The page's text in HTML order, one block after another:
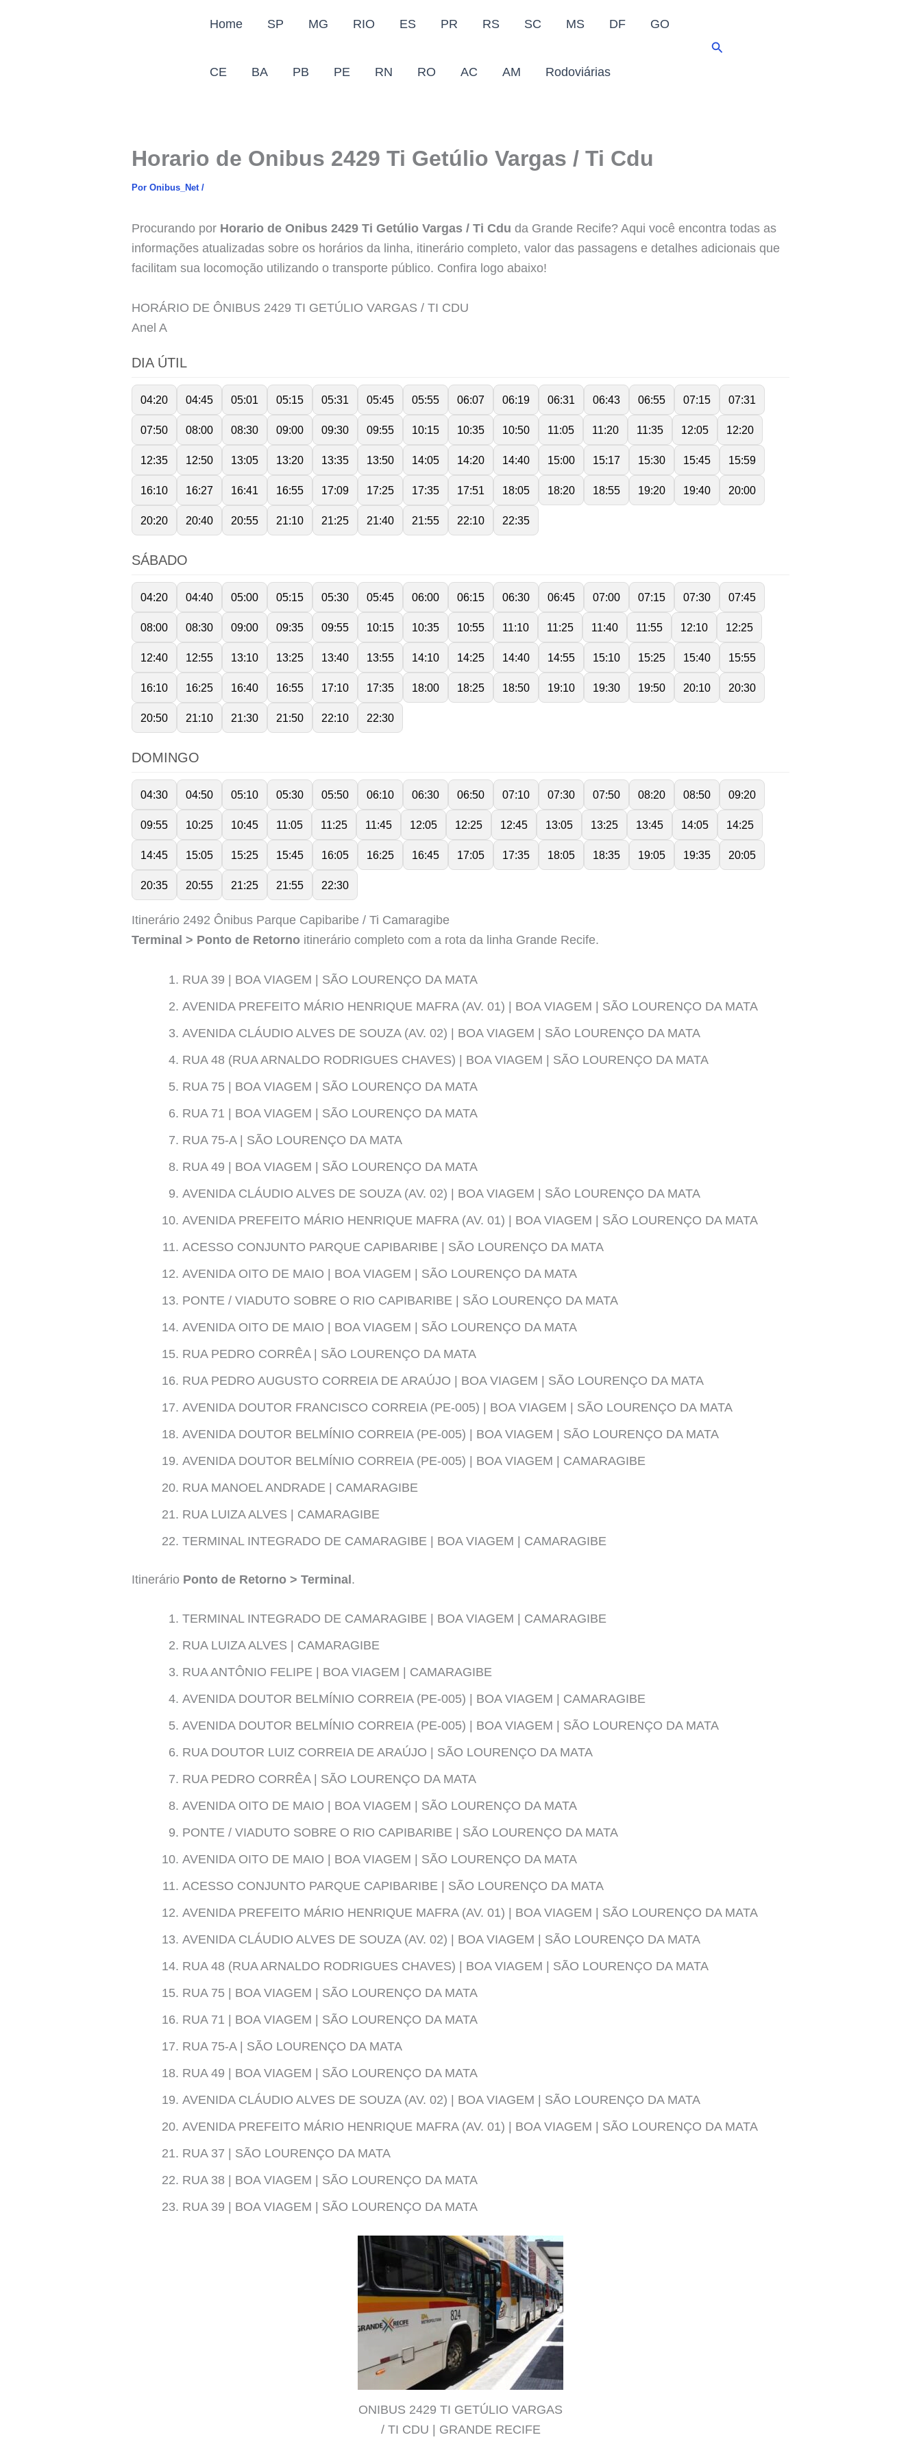
Home SP MG RIO ES PR RS SC MS DF GO
CE BA PB PE RN RO AC AM Rodoviárias
Pesquisar
Horario de Onibus 2429 Ti Getúlio Vargas / Ti Cdu
Por Onibus_Net /
Procurando por Horario de Onibus 2429 Ti Getúlio Vargas / Ti Cdu da Grande Recife? Aqui você encontra todas as
informações atualizadas sobre os horários da linha, itinerário completo, valor das passagens e detalhes adicionais que
facilitam sua locomoção utilizando o transporte público. Confira logo abaixo!
HORÁRIO DE ÔNIBUS 2429 TI GETÚLIO VARGAS / TI CDU
Anel A
DIA ÚTIL
04:20 04:45 05:01 05:15 05:31 05:45 05:55 06:07 06:19 06:31 06:43 06:55 07:15 07:31
07:50 08:00 08:30 09:00 09:30 09:55 10:15 10:35 10:50 11:05 11:20 11:35 12:05 12:20
12:35 12:50 13:05 13:20 13:35 13:50 14:05 14:20 14:40 15:00 15:17 15:30 15:45 15:59
16:10 16:27 16:41 16:55 17:09 17:25 17:35 17:51 18:05 18:20 18:55 19:20 19:40 20:00
20:20 20:40 20:55 21:10 21:25 21:40 21:55 22:10 22:35
SÁBADO
04:20 04:40 05:00 05:15 05:30 05:45 06:00 06:15 06:30 06:45 07:00 07:15 07:30 07:45
08:00 08:30 09:00 09:35 09:55 10:15 10:35 10:55 11:10 11:25 11:40 11:55 12:10 12:25
12:40 12:55 13:10 13:25 13:40 13:55 14:10 14:25 14:40 14:55 15:10 15:25 15:40 15:55
16:10 16:25 16:40 16:55 17:10 17:35 18:00 18:25 18:50 19:10 19:30 19:50 20:10 20:30
20:50 21:10 21:30 21:50 22:10 22:30
DOMINGO
04:30 04:50 05:10 05:30 05:50 06:10 06:30 06:50 07:10 07:30 07:50 08:20 08:50 09:20
09:55 10:25 10:45 11:05 11:25 11:45 12:05 12:25 12:45 13:05 13:25 13:45 14:05 14:25
14:45 15:05 15:25 15:45 16:05 16:25 16:45 17:05 17:35 18:05 18:35 19:05 19:35 20:05
20:35 20:55 21:25 21:55 22:30
Itinerário 2492 Ônibus Parque Capibaribe / Ti Camaragibe
Terminal > Ponto de Retorno itinerário completo com a rota da linha Grande Recife.
RUA 39 | BOA VIAGEM | SÃO LOURENÇO DA MATA
AVENIDA PREFEITO MÁRIO HENRIQUE MAFRA (AV. 01) | BOA VIAGEM | SÃO LOURENÇO DA MATA
AVENIDA CLÁUDIO ALVES DE SOUZA (AV. 02) | BOA VIAGEM | SÃO LOURENÇO DA MATA
RUA 48 (RUA ARNALDO RODRIGUES CHAVES) | BOA VIAGEM | SÃO LOURENÇO DA MATA
RUA 75 | BOA VIAGEM | SÃO LOURENÇO DA MATA
RUA 71 | BOA VIAGEM | SÃO LOURENÇO DA MATA
RUA 75-A | SÃO LOURENÇO DA MATA
RUA 49 | BOA VIAGEM | SÃO LOURENÇO DA MATA
AVENIDA CLÁUDIO ALVES DE SOUZA (AV. 02) | BOA VIAGEM | SÃO LOURENÇO DA MATA
AVENIDA PREFEITO MÁRIO HENRIQUE MAFRA (AV. 01) | BOA VIAGEM | SÃO LOURENÇO DA MATA
ACESSO CONJUNTO PARQUE CAPIBARIBE | SÃO LOURENÇO DA MATA
AVENIDA OITO DE MAIO | BOA VIAGEM | SÃO LOURENÇO DA MATA
PONTE / VIADUTO SOBRE O RIO CAPIBARIBE | SÃO LOURENÇO DA MATA
AVENIDA OITO DE MAIO | BOA VIAGEM | SÃO LOURENÇO DA MATA
RUA PEDRO CORRÊA | SÃO LOURENÇO DA MATA
RUA PEDRO AUGUSTO CORREIA DE ARAÚJO | BOA VIAGEM | SÃO LOURENÇO DA MATA
AVENIDA DOUTOR FRANCISCO CORREIA (PE-005) | BOA VIAGEM | SÃO LOURENÇO DA MATA
AVENIDA DOUTOR BELMÍNIO CORREIA (PE-005) | BOA VIAGEM | SÃO LOURENÇO DA MATA
AVENIDA DOUTOR BELMÍNIO CORREIA (PE-005) | BOA VIAGEM | CAMARAGIBE
RUA MANOEL ANDRADE | CAMARAGIBE
RUA LUIZA ALVES | CAMARAGIBE
TERMINAL INTEGRADO DE CAMARAGIBE | BOA VIAGEM | CAMARAGIBE
Itinerário Ponto de Retorno > Terminal.
TERMINAL INTEGRADO DE CAMARAGIBE | BOA VIAGEM | CAMARAGIBE
RUA LUIZA ALVES | CAMARAGIBE
RUA ANTÔNIO FELIPE | BOA VIAGEM | CAMARAGIBE
AVENIDA DOUTOR BELMÍNIO CORREIA (PE-005) | BOA VIAGEM | CAMARAGIBE
AVENIDA DOUTOR BELMÍNIO CORREIA (PE-005) | BOA VIAGEM | SÃO LOURENÇO DA MATA
RUA DOUTOR LUIZ CORREIA DE ARAÚJO | SÃO LOURENÇO DA MATA
RUA PEDRO CORRÊA | SÃO LOURENÇO DA MATA
AVENIDA OITO DE MAIO | BOA VIAGEM | SÃO LOURENÇO DA MATA
PONTE / VIADUTO SOBRE O RIO CAPIBARIBE | SÃO LOURENÇO DA MATA
AVENIDA OITO DE MAIO | BOA VIAGEM | SÃO LOURENÇO DA MATA
ACESSO CONJUNTO PARQUE CAPIBARIBE | SÃO LOURENÇO DA MATA
AVENIDA PREFEITO MÁRIO HENRIQUE MAFRA (AV. 01) | BOA VIAGEM | SÃO LOURENÇO DA MATA
AVENIDA CLÁUDIO ALVES DE SOUZA (AV. 02) | BOA VIAGEM | SÃO LOURENÇO DA MATA
RUA 48 (RUA ARNALDO RODRIGUES CHAVES) | BOA VIAGEM | SÃO LOURENÇO DA MATA
RUA 75 | BOA VIAGEM | SÃO LOURENÇO DA MATA
RUA 71 | BOA VIAGEM | SÃO LOURENÇO DA MATA
RUA 75-A | SÃO LOURENÇO DA MATA
RUA 49 | BOA VIAGEM | SÃO LOURENÇO DA MATA
AVENIDA CLÁUDIO ALVES DE SOUZA (AV. 02) | BOA VIAGEM | SÃO LOURENÇO DA MATA
AVENIDA PREFEITO MÁRIO HENRIQUE MAFRA (AV. 01) | BOA VIAGEM | SÃO LOURENÇO DA MATA
RUA 37 | SÃO LOURENÇO DA MATA
RUA 38 | BOA VIAGEM | SÃO LOURENÇO DA MATA
RUA 39 | BOA VIAGEM | SÃO LOURENÇO DA MATA
ONIBUS 2429 TI GETÚLIO VARGAS
/ TI CDU | GRANDE RECIFE